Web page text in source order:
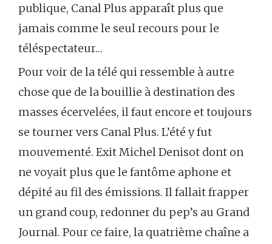
publique, Canal Plus apparaît plus que
jamais comme le seul recours pour le
téléspectateur…
Pour voir de la télé qui ressemble à autre
chose que de la bouillie à destination des
masses écervelées, il faut encore et toujours
se tourner vers Canal Plus. L’été y fut
mouvementé. Exit Michel Denisot dont on
ne voyait plus que le fantôme aphone et
dépité au fil des émissions. Il fallait frapper
un grand coup, redonner du pep’s au Grand
Journal. Pour ce faire, la quatrième chaîne a